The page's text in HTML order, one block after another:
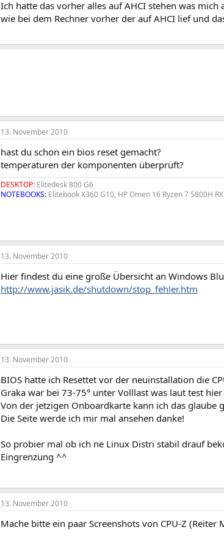
Ich hatte das vorher alles auf AHCI stehen was
wie bei dem Rechner vorher der auf AHCI lief und
13. November 2010
hast du schon ein bios reset gemacht?
temperaturen der komponenten überprüft?
DESKTOP: Elitedesk 800 G6
NOTEBOOKS: Elitebook X360 G10, HP Omen 16 Ryzen 7 5800H
13. November 2010
Hier findest du eine große Übersicht an Windows
http://www.jasik.de/shutdown/stop_fehler.htm
13. November 2010
BIOS hatte ich Resettet vor der neuinstallation die
Graka war bei 73-75° unter Volllast was laut test
Von der jetzigen Onboardkarte kann ich das glaube
Die Seite werde ich mir mal ansehen danke!
So probier mal ob ich ne Linux Distri stabil drauf
Eingrenzung ^^
13. November 2010
Mache bitte ein paar Screenshots von CPU-Z (Reiter